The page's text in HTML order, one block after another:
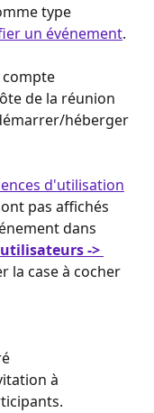
type
un événement.
compte
de la réunion
héberger
d'utilisation
pas affichés
dans
->
la case à cocher
à